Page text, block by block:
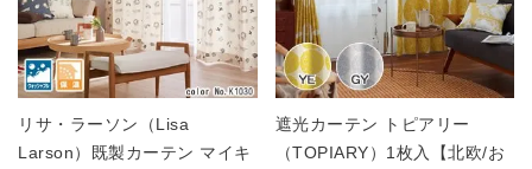
リサ・ラーソン（Lisa
Larson）既製カーテン マイキ
遮光カーテン トピアリー
（TOPIARY）1枚入【北欧/お